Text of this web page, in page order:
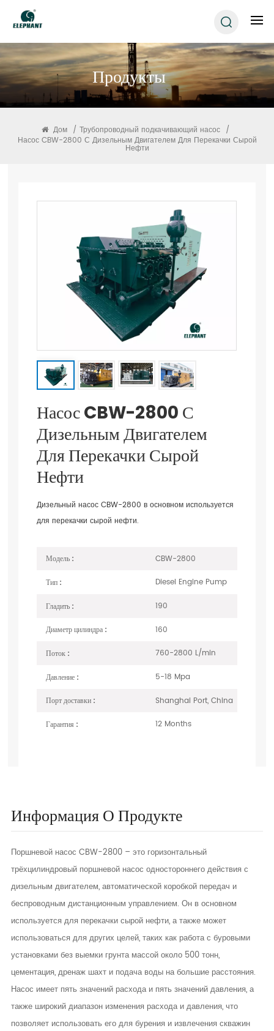
Продукты
Дом / Трубопроводный подкачивающий насос /
Насос CBW-2800 С Дизельным Двигателем Для Перекачки Сырой
Нефти
Насос CBW-2800 С
Дизельным Двигателем
Для Перекачки Сырой
Нефти
Дизельный насос CBW-2800 в основном используется
для перекачки сырой нефти.
Модель : CBW-2800
Тип : Diesel Engine Pump
Гладить : 190
Диаметр цилиндра : 160
Поток : 760-2800 L/min
Давление : 5-18 Mpa
Порт доставки : Shanghai Port, China
Гарантия : 12 Months
Информация О Продукте
Поршневой насос CBW-2800 – это горизонтальный
трёхцилиндровый поршневой насос одностороннего действия с
дизельным двигателем, автоматической коробкой передач и
беспроводным дистанционным управлением. Он в основном
используется для перекачки сырой нефти, а также может
использоваться для других целей, таких как работа с буровыми
установками без выемки грунта массой около 500 тонн,
цементация, дренаж шахт и подача воды на большие расстояния.
Насос имеет пять значений расхода и пять значений давления, а
также широкий диапазон изменения расхода и давления, что
позволяет использовать его для бурения и извлечения скважин